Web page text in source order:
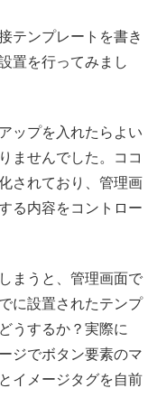
テンプレートを書き
置を行ってみまし
ップを入れたらよい
ませんでした。ココ
されており、管理画
る内容をコントロー
まうと、管理画面で
に設置されたテンプ
うするか？実際に
ジでボタン要素のマ
イメージタグを自前